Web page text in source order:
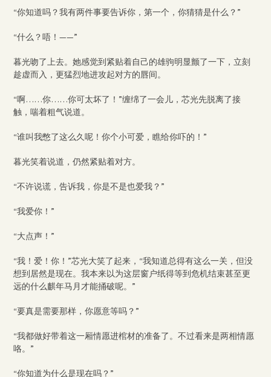
“你知道吗？我有两件事要告诉你，第一个，你猜猜是什么？”
“什么？唔！——”
暮光吻了上去。她感觉到紧贴着自己的雄驹明显颤了一下，立刻
趁虚而入，更猛烈地进攻起对方的唇间。
“啊……你……你可太坏了！”缠绵了一会儿，芯光先脱离了接
触，喘着粗气说道。
“谁叫我憋了这么久呢！你个小可爱，瞧给你吓的！”
暮光笑着说道，仍然紧贴着对方。
“不许说谎，告诉我，你是不是也爱我？”
“我爱你！”
“大点声！”
“我！爱！你！”芯光大笑了起来，“我知道总得有这么一关，但没
想到居然是现在。我本来以为这层窗户纸得等到危机结束甚至更
远的什么麒年马月才能捅破呢。”
“要真是需要那样，你愿意等吗？”
“我都做好带着这一厢情愿进棺材的准备了。不过看来是两相情愿
咯。”
“你知道为什么是现在吗？”